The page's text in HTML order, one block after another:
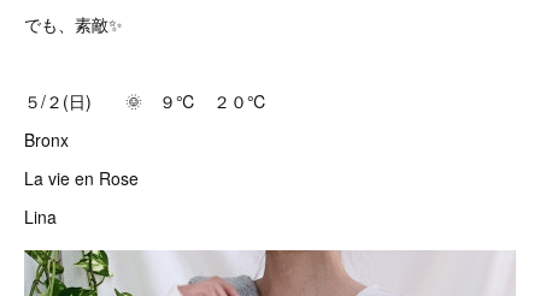
でも、素敵✨
５/２(日) 🌞 ９℃ ２０℃
Bronx
La vie en Rose
Lina